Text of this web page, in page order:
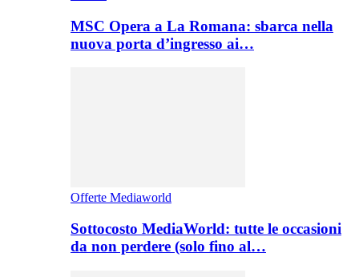
MSC Opera a La Romana: sbarca nella
nuova porta d’ingresso ai…
Offerte Mediaworld
Sottocosto MediaWorld: tutte le occasioni
da non perdere (solo fino al…